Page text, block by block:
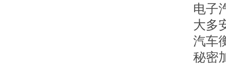
电子
大多
汽车
秘密